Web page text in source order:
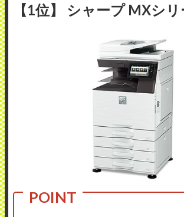
【1位】 シャープ MXシ